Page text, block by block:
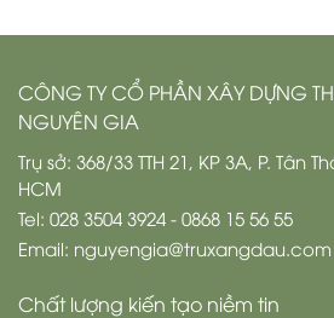
CÔNG TY CỔ PHẦN XÂY DỰNG
NGUYÊN GIA
Trụ sở: 368/33 TTH 21, KP 3A, P. Tân
HCM
Tel: 028 3504 3924 - 0868 15 56 55
Email: nguyengia@truxangdau.com
Chất lượng kiến tạo niềm tin